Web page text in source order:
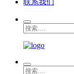
联系我们